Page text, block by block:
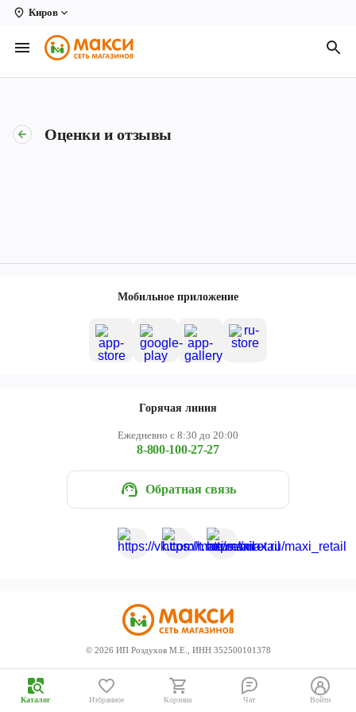
Киров
Вологда
Архангельск
Киров
Новодвинск
Оценки и отзывы
Мобильное приложение
Горячая линия
Ежедневно с 8:30 до 20:00
8-800-100-27-27
Обратная связь
© 2026 ИП Роздухов М.Е., ИНН 352500101378
Каталог Избранное Корзина Чат Войти